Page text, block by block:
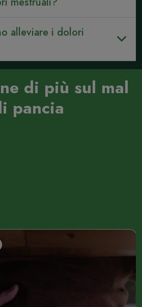
alleviare i dolori
di più sul mal
pancia